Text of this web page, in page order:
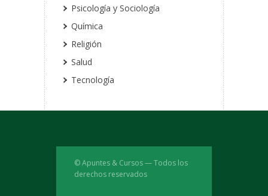
Psicología y Sociología
Química
Religión
Salud
Tecnología
© Apuntes & Cursos — Todos los
derechos reservados